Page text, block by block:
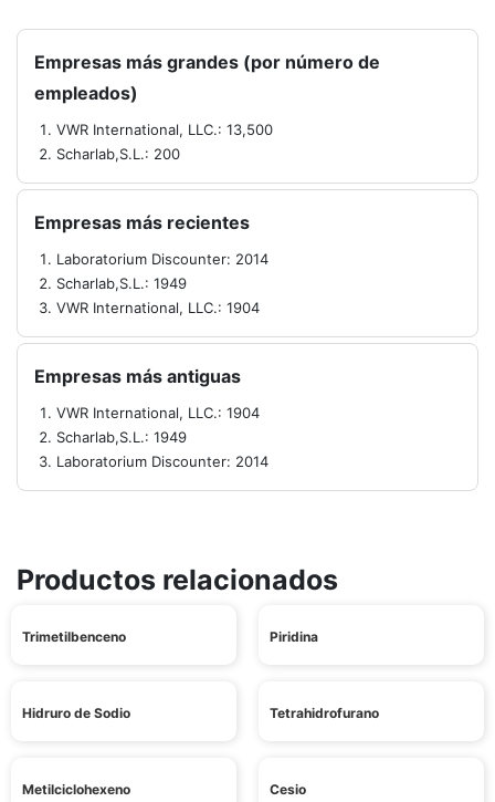
Empresas más grandes (por número de
empleados)
VWR International, LLC.: 13,500
Scharlab,S.L.: 200
Empresas más recientes
Laboratorium Discounter: 2014
Scharlab,S.L.: 1949
VWR International, LLC.: 1904
Empresas más antiguas
VWR International, LLC.: 1904
Scharlab,S.L.: 1949
Laboratorium Discounter: 2014
Productos relacionados
Trimetilbenceno Piridina
Hidruro de Sodio Tetrahidrofurano
Metilciclohexeno Cesio